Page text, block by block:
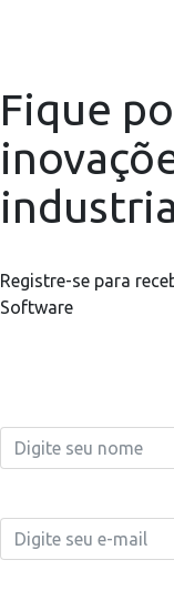
Fique
Registre-se para
Software